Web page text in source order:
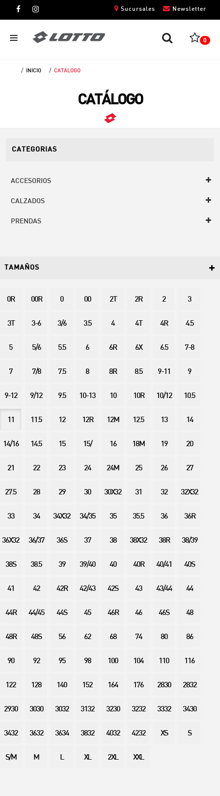
Newsletter
Sucursales
0
INICIO CATÁLOGO
CATÁLOGO
CATEGORIAS
ACCESORIOS
CALZADOS
PRENDAS
TAMAÑOS
0R 00R 0 00 2T 2R 2 3
3T 3-6 3/6 3.5 4 4T 4R 4.5
5 5/6 5.5 6 6R 6X 6.5 7-8
7 7/8 7.5 8 8R 8.5 9-11 9
9-12 9/12 9.5 10-13 10 10R 10/12 10.5
11 11.5 12 12R 12M 12.5 13 14
14/16 14.5 15 15/ 16 18M 19 20
21 22 23 24 24M 25 26 27
27.5 28 29 30 30X32 31 32 32X32
33 34 34X32 34/35 35 35.5 36 36R
36X32 36/37 36S 37 38 38X32 38R 38/39
38S 38.5 39 39/40 40 40R 40/41 40S
41 42 42R 42/43 42S 43 43/44 44
44R 44/45 44S 45 46R 46 46S 48
48R 48S 56 62 68 74 80 86
90 92 95 98 100 104 110 116
122 128 140 152 164 176 2830 2832
2930 3030 3032 3132 3230 3232 3332 3430
3432 3632 3634 3832 4032 4232 XS S
S/M M L XL 2XL XXL